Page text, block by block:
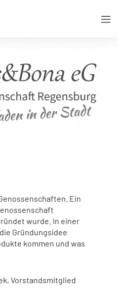
Ein
wurde. In einer
Gründungsidee
kommen und was
Vorstandsmitglied